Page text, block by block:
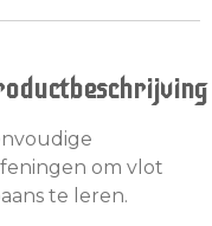
om vlot
te leren.